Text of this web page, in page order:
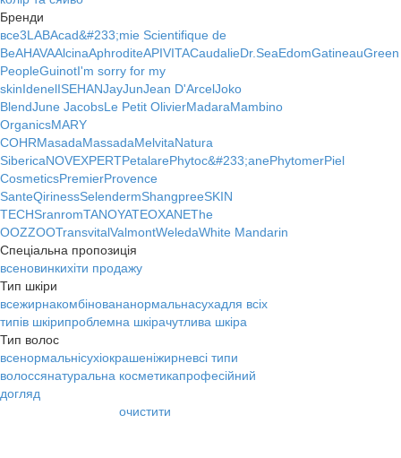
Бренди
все3LABAcad&#233;mie Scientifique de
BeAHAVAAlcinaAphroditeAPIVITACaudalieDr.SeaEdomGatineauGreen
PeopleGuinotI'm sorry for my
skinIdenelISEHANJayJunJean D'ArcelJoko
BlendJune JacobsLe Petit OlivierMadaraMambino
OrganicsMARY
COHRMasadaMassadaMelvitaNatura
SibericaNOVEXPERTPetalarePhytoc&#233;anePhytomerPiel
CosmeticsPremierProvence
SanteQirinessSelendermShangpreeSKIN
TECHSranromTANOYATEOXANEThe
OOZZOOTransvitalValmontWeledaWhite Mandarin
Спеціальна пропозиція
всеновинкихіти продажу
Тип шкіри
всежирнакомбіновананормальнасухадля всіх
типів шкірипроблемна шкірачутлива шкіра
Тип волос
всенормальнісухіокрашеніжирневсі типи
волоссянатуральна косметикапрофесійний
догляд
очистити